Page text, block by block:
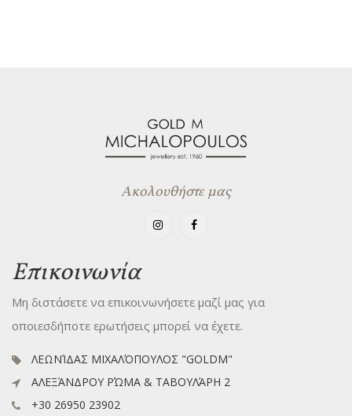
Ακολουθήστε μας
Επικοινωνία
Μη διστάσετε να επικοινωνήσετε μαζί μας για
οποιεσδήποτε ερωτήσεις μπορεί να έχετε.
ΛΕΩΝΊΔΑΣ ΜΙΧΑΛΌΠΟΥΛΟΣ "GOLDM"
ΑΛΕΞΆΝΔΡΟΥ ΡΏΜΑ & ΤΑΒΟΥΛΆΡΗ 2
+30 26950 23902